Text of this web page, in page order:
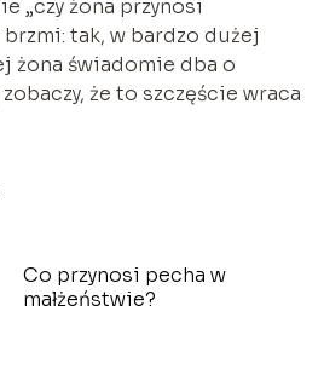
„czy żona przynosi
tak, w bardzo dużej
żona świadomie dba o
że to szczęście wraca
Co przynosi pecha w
małżeństwie?